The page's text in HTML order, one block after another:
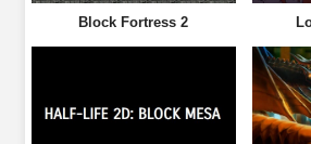
Block Fortress 2